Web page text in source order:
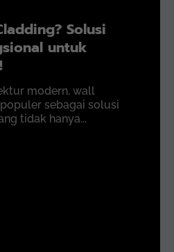
Solusi
untuk
modern, wall
sebagai solusi
tidak hanya...